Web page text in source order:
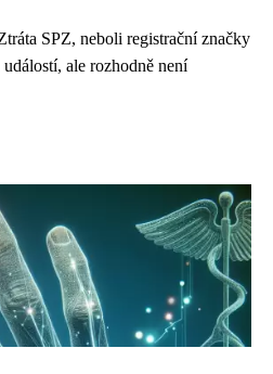
SPZ, neboli registrační značky
ale rozhodně není